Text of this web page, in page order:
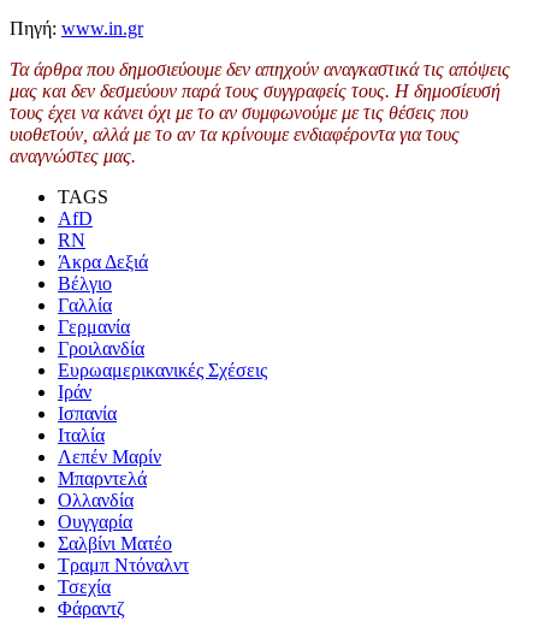
Πηγή: www.in.gr
Τα άρθρα που δημοσιεύουμε δεν απηχούν αναγκαστικά τις απόψεις
μας και δεν δεσμεύουν παρά τους συγγραφείς τους. Η δημοσίευσή
τους έχει να κάνει όχι με το αν συμφωνούμε με τις θέσεις που
υιοθετούν, αλλά με το αν τα κρίνουμε ενδιαφέροντα για τους
αναγνώστες μας.
TAGS
AfD
RN
Άκρα Δεξιά
Βέλγιο
Γαλλία
Γερμανία
Γροιλανδία
Ευρωαμερικανικές Σχέσεις
Ιράν
Ισπανία
Ιταλία
Λεπέν Μαρίν
Μπαρντελά
Ολλανδία
Ουγγαρία
Σαλβίνι Ματέο
Τραμπ Ντόναλντ
Τσεχία
Φάραντζ